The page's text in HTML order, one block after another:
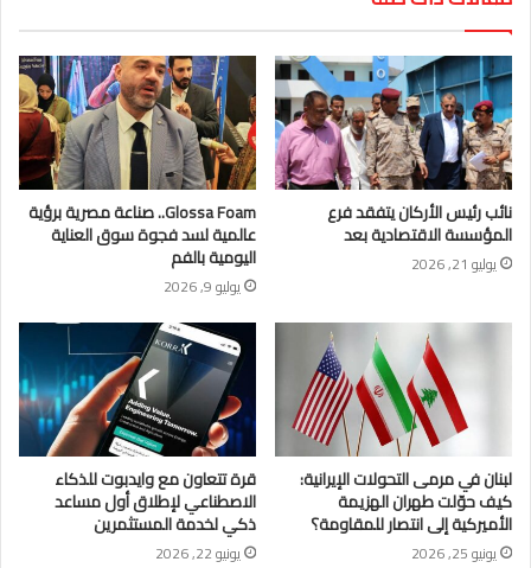
نائب رئيس الأركان يتفقد فرع
المؤسسة الاقتصادية بعد
يوليو 21, 2026
Glossa Foam.. صناعة مصرية برؤية
عالمية لسد فجوة سوق العناية
اليومية بالفم
يوليو 9, 2026
لبنان في مرمى التحولات الإيرانية:
كيف حوّلت طهران الهزيمة
الأميركية إلى انتصار للمقاومة؟
يونيو 25, 2026
قرة تتعاون مع وايدبوت للذكاء
الاصطناعي لإطلاق أول مساعد
ذكي لخدمة المستثمرين
يونيو 22, 2026